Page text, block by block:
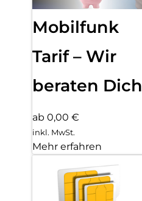
Mobilfunk
Tarif – Wir
beraten Dich
ab 0,00 €
inkl. MwSt.
Mehr erfahren